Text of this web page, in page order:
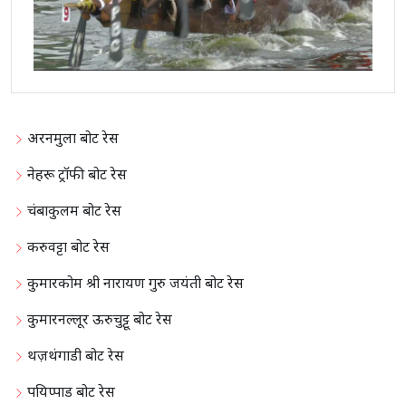
अरनमुला बोट रेस
नेहरू ट्रॉफी बोट रेस
चंबाकुलम बोट रेस
करुवट्टा बोट रेस
कुमारकोम श्री नारायण गुरु जयंती बोट रेस
कुमारनल्लूर ऊरुचुट्टू बोट रेस
थज़थंगाडी बोट रेस
पयिप्पाड बोट रेस